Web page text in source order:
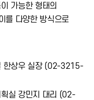
가능한 형태의
를 다양한 방식으로
한상우 실장 (02-3215-
실 강민지 대리 (02-